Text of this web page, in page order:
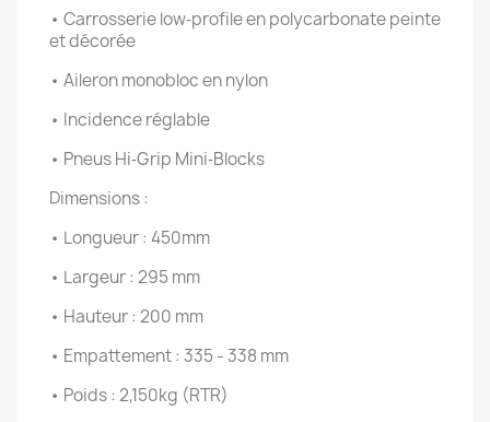
• Carrosserie low‐profile en polycarbonate peinte
et décorée
• Aileron monobloc en nylon
• Incidence réglable
• Pneus Hi‐Grip Mini‐Blocks
Dimensions :
• Longueur : 450mm
• Largeur : 295 mm
• Hauteur : 200 mm
• Empattement : 335 - 338 mm
• Poids : 2,150kg (RTR)